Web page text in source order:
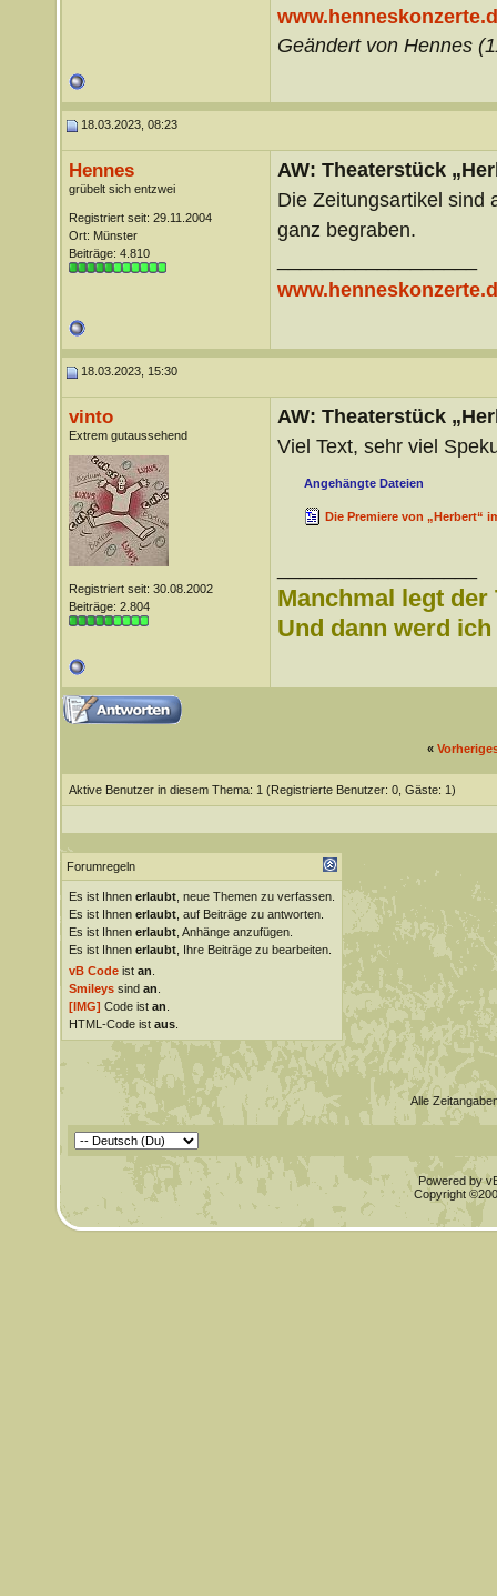
Geändert von Hennes
18.03.2023, 08:23
Hennes
grübelt sich entzwei
Registriert seit: 29.11.2004
Ort: Münster
Beiträge: 4.810
AW: Theaterstück
Die Zeitungsartikel sind
ganz begraben.
18.03.2023, 15:30
vinto
Extrem gutaussehend
Registriert seit: 30.08.2002
Beiträge: 2.804
AW: Theaterstück
Viel Text, sehr viel
Angehängte Dateien
Die Premiere von „Herbert“
Manchmal legt
Und dann werd
«
Aktive Benutzer in diesem Thema: 1 (Registrierte Benutzer: 0, Gäste: 1)
Forumregeln
Es ist Ihnen erlaubt, neue Themen zu verfassen.
Es ist Ihnen erlaubt, auf Beiträge zu antworten.
Es ist Ihnen erlaubt, Anhänge anzufügen.
Es ist Ihnen erlaubt, Ihre Beiträge zu bearbeiten.
vB Codeist an
Smileyssind an
[IMG] Code ist an
HTML-Code ist aus.
Alle
Powered by
Copyright